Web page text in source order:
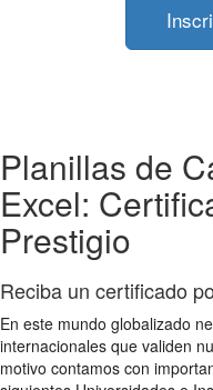
Planillas de
Excel:
Prestigio
Reciba un certificado
En este mundo globalizado
internacionales que validen
motivo contamos con